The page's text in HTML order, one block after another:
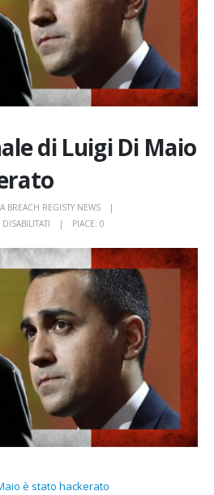
di Luigi Di Maio
BREACH REGISTY NEWS
SITO
PERSONALE
DI
LUIGI
DI
MAIO
È
STATO
HACKERATO
PIACE: 0
è stato hackerato